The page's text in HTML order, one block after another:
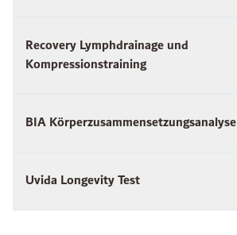
Recovery Lymphdrainage und
Kompressionstraining
BIA Körperzusammensetzungsanalyse
Uvida Longevity Test